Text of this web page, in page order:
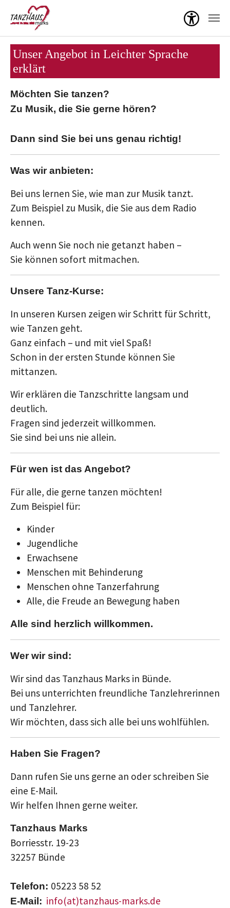
Zum Hauptinhalt springen
Menü
Unser Angebot in Leichter Sprache
erklärt
Möchten Sie tanzen?
Zu Musik, die Sie gerne hören?
Dann sind Sie bei uns genau richtig!
Was wir anbieten:
Bei uns lernen Sie, wie man zur Musik tanzt.
Zum Beispiel zu Musik, die Sie aus dem Radio
kennen.
Auch wenn Sie noch nie getanzt haben –
Sie können sofort mitmachen.
Unsere Tanz-Kurse:
In unseren Kursen zeigen wir Schritt für Schritt,
wie Tanzen geht.
Ganz einfach – und mit viel Spaß!
Schon in der ersten Stunde können Sie
mittanzen.
Wir erklären die Tanzschritte langsam und
deutlich.
Fragen sind jederzeit willkommen.
Sie sind bei uns nie allein.
Für wen ist das Angebot?
Für alle, die gerne tanzen möchten!
Zum Beispiel für:
Kinder
Jugendliche
Erwachsene
Menschen mit Behinderung
Menschen ohne Tanzerfahrung
Alle, die Freude an Bewegung haben
Alle sind herzlich willkommen.
Wer wir sind:
Wir sind das Tanzhaus Marks in Bünde.
Bei uns unterrichten freundliche Tanzlehrerinnen
und Tanzlehrer.
Wir möchten, dass sich alle bei uns wohlfühlen.
Haben Sie Fragen?
Dann rufen Sie uns gerne an oder schreiben Sie
eine E-Mail.
Wir helfen Ihnen gerne weiter.
Tanzhaus Marks
Borriesstr. 19-23
32257 Bünde
Telefon: 05223 58 52
E-Mail: info(at)tanzhaus-marks.de